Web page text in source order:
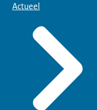
Actueel